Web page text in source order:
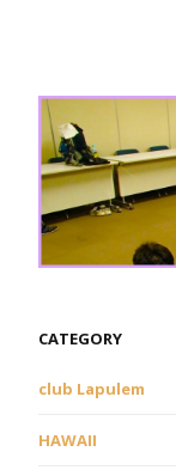
CATEGORY
club Lapulem
HAWAII